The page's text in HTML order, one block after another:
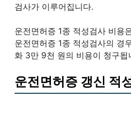
검사가 이루어집니다.
운전면허증 1종 적성검사 비용
운전면허증 1종 적성검사의 경
화 3만 9천 원의 비용이 청구됩
운전면허증 갱신 적